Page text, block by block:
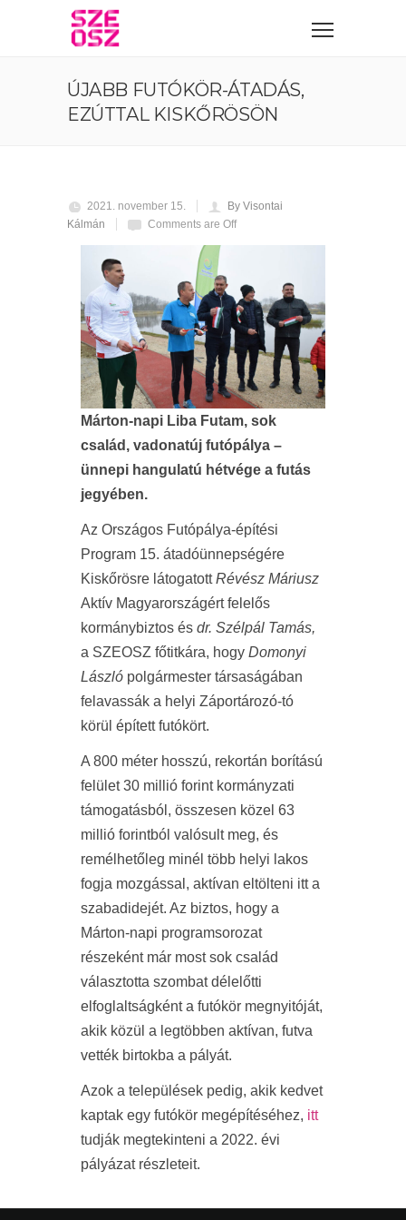
ÚJABB FUTÓKÖR-ÁTADÁS,
EZÚTTAL KISKŐRÖSÖN
2021. november 15.
By Visontai
Kálmán
Comments are Off
Márton-napi Liba Futam, sok
család, vadonatúj futópálya –
ünnepi hangulatú hétvége a futás
jegyében.
Az Országos Futópálya-építési
Program 15. átadóünnepségére
Kiskőrösre látogatottRévész Máriusz
Aktív Magyarországért felelős
kormánybiztos és dr. Szélpál Tamás,
a SZEOSZ főtitkára, hogy Domonyi
László polgármester társaságában
felavassák a helyi Záportározó-tó
körül épített futókört.
A 800 méter hosszú, rekortán borítású
felület 30 millió forint kormányzati
támogatásból, összesen közel 63
millió forintból valósult meg, és
remélhetőleg minél több helyi lakos
fogja mozgással, aktívan eltölteni itt a
szabadidejét. Az biztos, hogy a
Márton-napi programsorozat
részeként már most sok család
választotta szombat délelőtti
elfoglaltságként a futókör megnyitóját,
akik közül a legtöbben aktívan, futva
vették birtokba a pályát.
Azok a települések pedig, akik kedvet
kaptak egy futókör megépítéséhez, itt
tudják megtekinteni a 2022. évi
pályázat részleteit.